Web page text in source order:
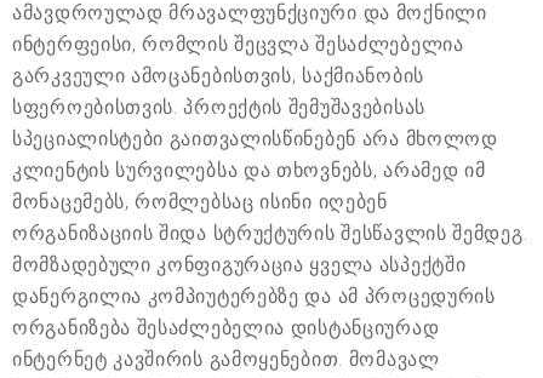
ამავდროულად მრავალფუნქციური და მოქნილი
ინტერფეისი, რომლის შეცვლა შესაძლებელია
გარკვეული ამოცანებისთვის, საქმიანობის
სფეროებისთვის. პროექტის შემუშავებისას
სპეციალისტები გაითვალისწინებენ არა მხოლოდ
კლიენტის სურვილებსა და თხოვნებს, არამედ იმ
მონაცემებს, რომლებსაც ისინი იღებენ
ორგანიზაციის შიდა სტრუქტურის შესწავლის შემდეგ.
მომზადებული კონფიგურაცია ყველა ასპექტში
დანერგილია კომპიუტერებზე და ამ პროცედურის
ორგანიზება შესაძლებელია დისტანციურად
ინტერნეტ კავშირის გამოყენებით. მომავალ